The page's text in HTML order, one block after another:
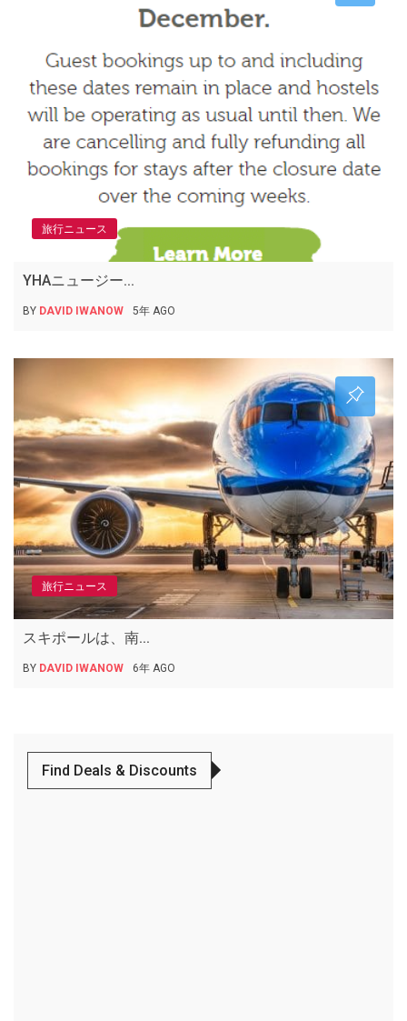
旅行ニュース
YHAニュージー...
BY DAVID IWANOW 5年 AGO
旅行ニュース
スキポールは、南...
BY DAVID IWANOW 6年 AGO
Find Deals & Discounts